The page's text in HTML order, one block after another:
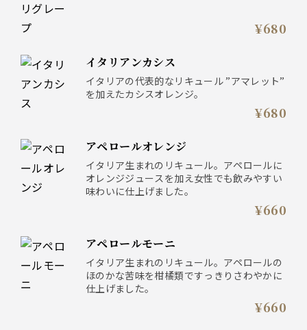
¥680
イタリアンカシス
イタリアの代表的なリキュール ”アマレット”
を加えたカシスオレンジ。
¥680
アペロールオレンジ
イタリア生まれのリキュール。アペロールに
オレンジジュースを加え女性でも飲みやすい
味わいに仕上げました。
¥660
アペロールモーニ
イタリア生まれのリキュール。アペロールの
ほのかな苦味を柑橘類ですっきりさわやかに
仕上げました。
¥660